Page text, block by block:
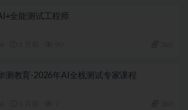
全能测试工程师
测教育-2026年AI全栈测试专家课程